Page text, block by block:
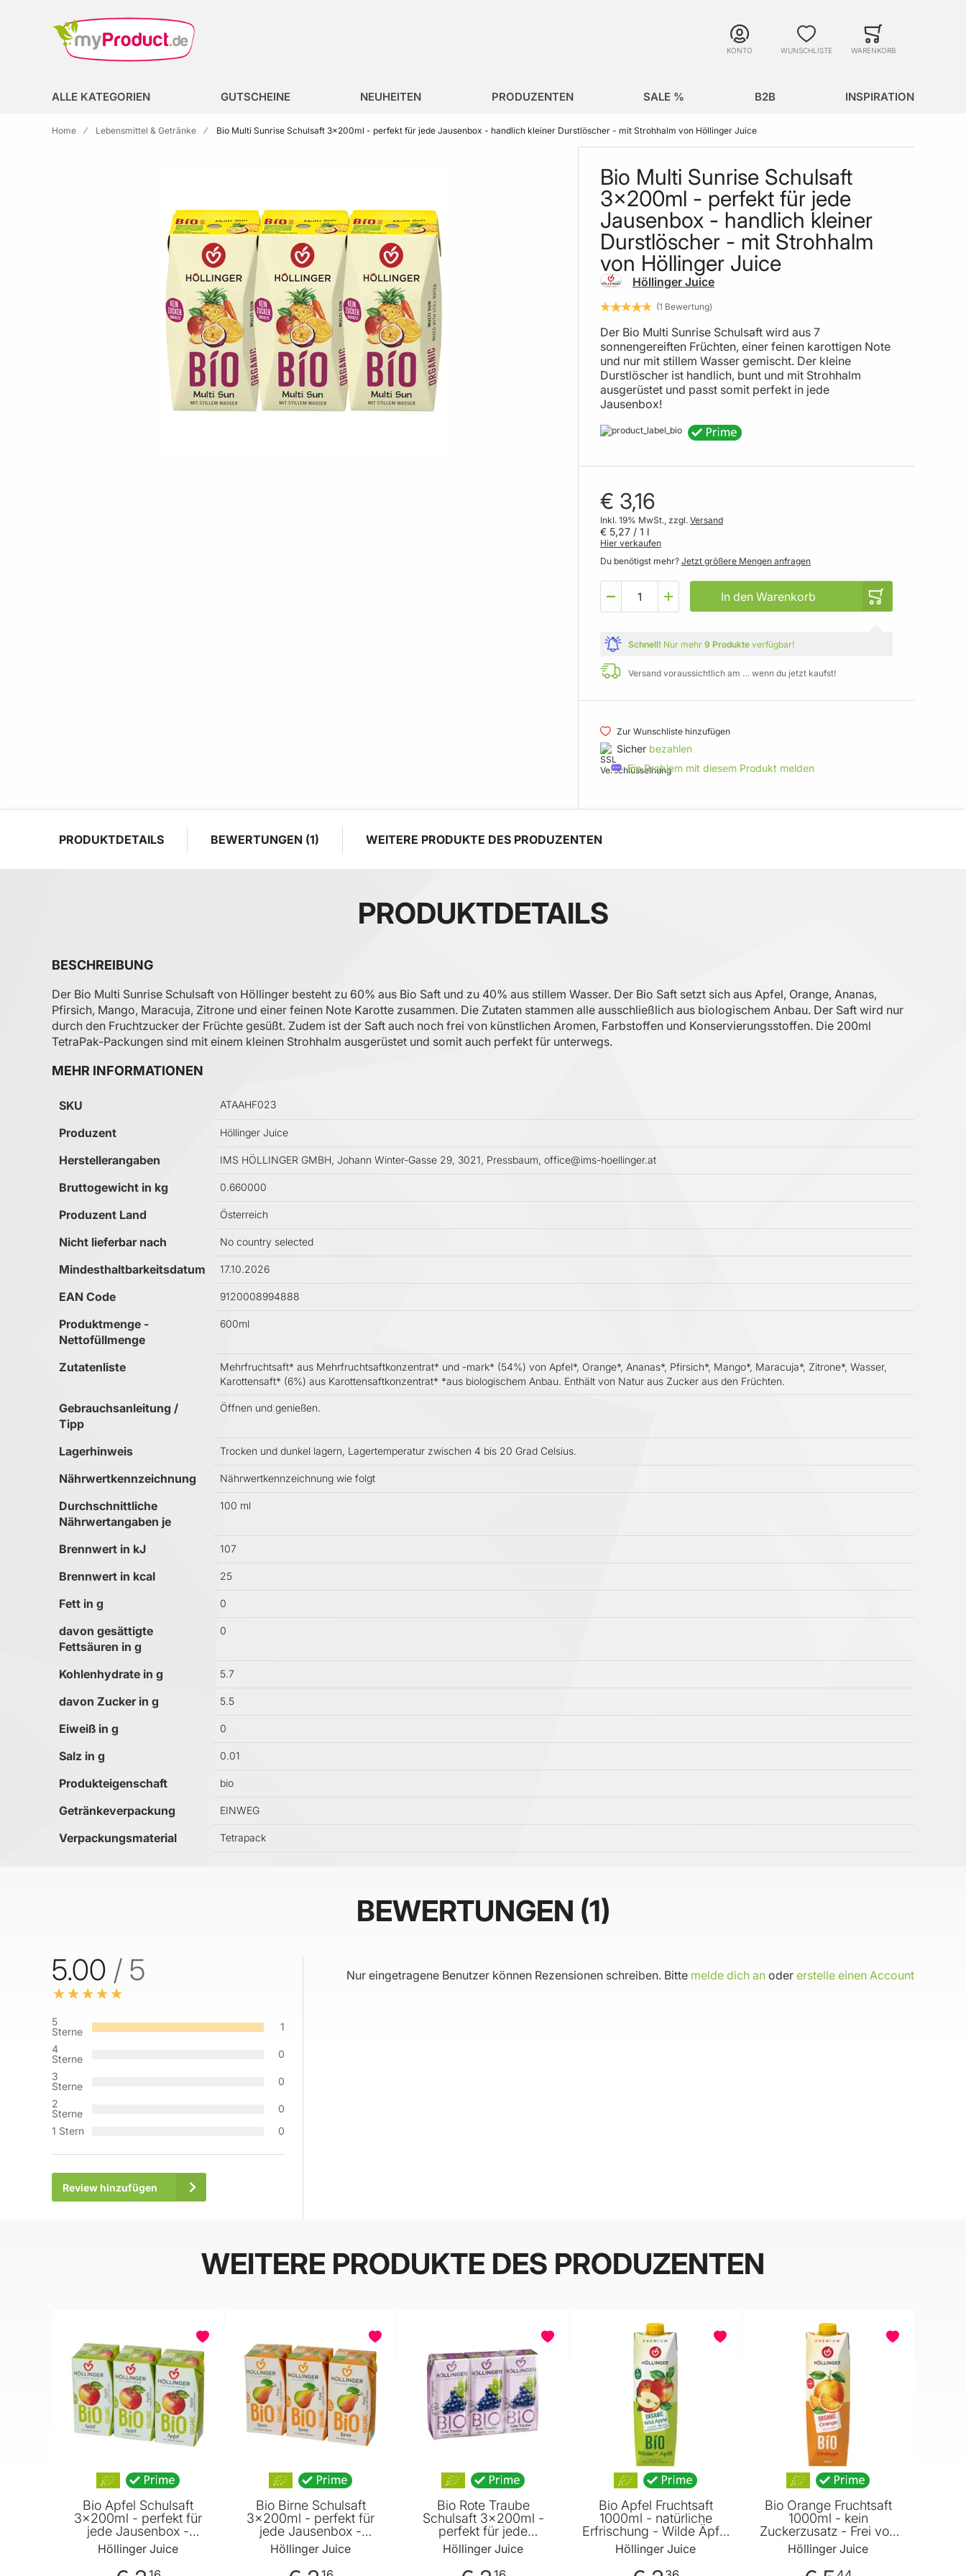
KONTO WUNSCHLISTE WARENKORB
ALLE KATEGORIEN GUTSCHEINE NEUHEITEN PRODUZENTEN SALE % B2B INSPIRATION
Home Lebensmittel & Getränke Bio Multi Sunrise Schulsaft 3x200ml - perfekt für jede Jausenbox - handlich kleiner Durstlöscher - mit Strohhalm von Höllinger Juice
Bio Multi Sunrise Schulsaft
3x200ml - perfekt für jede
Jausenbox - handlich kleiner
Durstlöscher - mit Strohhalm
von Höllinger Juice
Höllinger Juice
1 Bewertung
Der Bio Multi Sunrise Schulsaft wird aus 7
sonnengereiften Früchten, einer feinen karottigen Note
und nur mit stillem Wasser gemischt. Der kleine
Durstlöscher ist handlich, bunt und mit Strohhalm
ausgerüstet und passt somit perfekt in jede
Jausenbox!
€ 3,16
Inkl. 19% MwSt., zzgl. Versand
€ 5,27 / 1 l
Hier verkaufen
Du benötigst mehr? Jetzt größere Mengen anfragen
In den Warenkorb
Schnell! Nur mehr 9 Produkte verfügbar!
Versand voraussichtlich am … wenn du jetzt kaufst!
Zur Wunschliste hinzufügen
Sicher bezahlen
Ein Problem mit diesem Produkt melden
PRODUKTDETAILS BEWERTUNGEN 1 WEITERE PRODUKTE DES PRODUZENTEN
PRODUKTDETAILS
BESCHREIBUNG
Der Bio Multi Sunrise Schulsaft von Höllinger besteht zu 60% aus Bio Saft und zu 40% aus stillem Wasser. Der Bio Saft setzt sich aus Apfel, Orange, Ananas,
Pfirsich, Mango, Maracuja, Zitrone und einer feinen Note Karotte zusammen. Die Zutaten stammen alle ausschließlich aus biologischem Anbau. Der Saft wird nur
durch den Fruchtzucker der Früchte gesüßt. Zudem ist der Saft auch noch frei von künstlichen Aromen, Farbstoffen und Konservierungsstoffen. Die 200ml
TetraPak-Packungen sind mit einem kleinen Strohhalm ausgerüstet und somit auch perfekt für unterwegs.
MEHR INFORMATIONEN
Mehr Informationen
SKU ATAAHF023
Produzent Höllinger Juice
Herstellerangaben IMS HÖLLINGER GMBH, Johann Winter-Gasse 29, 3021, Pressbaum, office@ims-hoellinger.at
Bruttogewicht in kg 0.660000
Produzent Land Österreich
Nicht lieferbar nach No country selected
Mindesthaltbarkeitsdatum 17.10.2026
EAN Code 9120008994888
Produktmenge -
Nettofüllmenge
600ml
Zutatenliste
Mehrfruchtsaft* aus Mehrfruchtsaftkonzentrat* und -mark* (54%) von Apfel*, Orange*, Ananas*, Pfirsich*, Mango*, Maracuja*, Zitrone*, Wasser,
Karottensaft* (6%) aus Karottensaftkonzentrat* *aus biologischem Anbau. Enthält von Natur aus Zucker aus den Früchten.
Gebrauchsanleitung /
Tipp
Öffnen und genießen.
Lagerhinweis Trocken und dunkel lagern, Lagertemperatur zwischen 4 bis 20 Grad Celsius.
Nährwertkennzeichnung Nährwertkennzeichnung wie folgt
Durchschnittliche
Nährwertangaben je
100 ml
Brennwert in kJ 107
Brennwert in kcal 25
Fett in g 0
davon gesättigte
Fettsäuren in g
0
Kohlenhydrate in g 5.7
davon Zucker in g 5.5
Eiweiß in g 0
Salz in g 0.01
Produkteigenschaft bio
Getränkeverpackung EINWEG
Verpackungsmaterial Tetrapack
BEWERTUNGEN 1
5.00 / 5
5
Sterne
1
4
Sterne
0
3
Sterne
0
2
Sterne
0
1 Stern
0
Review hinzufügen
Nur eingetragene Benutzer können Rezensionen schreiben. Bitte melde dich an oder erstelle einen Account
WEITERE PRODUKTE DES PRODUZENTEN
Bio Apfel Schulsaft
3x200ml - perfekt für
jede Jausenbox -
handlich kleiner
Durstlöscher - mit
Strohhalm von Höllinger
Höllinger Juice
Bio Birne Schulsaft
3x200ml - perfekt für
jede Jausenbox -
handlich kleiner
Durstlöscher - mit
Strohhalm von Höllinger
Höllinger Juice
Bio Rote Traube
Schulsaft 3x200ml -
perfekt für jede
Jausenbox - handlich
kleiner Durstlöscher - mit
Strohhalm von Höllinger
Höllinger Juice
Bio Apfel Fruchtsaft
1000ml - natürliche
Erfrischung - Wilde Äpfel
von ländlichen
Streuobstwiesen - ohne
künstliche Aromen von
Höllinger Juice
Bio Orange Fruchtsaft
1000ml - kein
Zuckerzusatz - Frei von
künstlichen Aromen
Farbstoffen und
Konservierungsstoffen
Höllinger Juice